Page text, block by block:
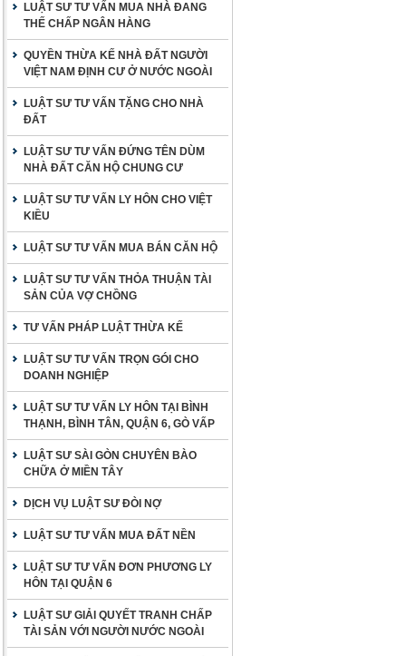
LUẬT SƯ TƯ VẤN MUA NHÀ ĐANG
THẾ CHẤP NGÂN HÀNG
QUYỀN THỪA KẾ NHÀ ĐẤT NGƯỜI
VIỆT NAM ĐỊNH CƯ Ở NƯỚC NGOÀI
LUẬT SƯ TƯ VẤN TẶNG CHO NHÀ
ĐẤT
LUẬT SƯ TƯ VẤN ĐỨNG TÊN DÙM
NHÀ ĐẤT CĂN HỘ CHUNG CƯ
LUẬT SƯ TƯ VẤN LY HÔN CHO VIỆT
KIỀU
LUẬT SƯ TƯ VẤN MUA BÁN CĂN HỘ
LUẬT SƯ TƯ VẤN THỎA THUẬN TÀI
SẢN CỦA VỢ CHỒNG
TƯ VẤN PHÁP LUẬT THỪA KẾ
LUẬT SƯ TƯ VẤN TRỌN GÓI CHO
DOANH NGHIỆP
LUẬT SƯ TƯ VẤN LY HÔN TẠI BÌNH
THẠNH, BÌNH TÂN, QUẬN 6, GÒ VẤP
LUẬT SƯ SÀI GÒN CHUYÊN BÀO
CHỮA Ở MIỀN TÂY
DỊCH VỤ LUẬT SƯ ĐÒI NỢ
LUẬT SƯ TƯ VẤN MUA ĐẤT NỀN
LUẬT SƯ TƯ VẤN ĐƠN PHƯƠNG LY
HÔN TẠI QUẬN 6
LUẬT SƯ GIẢI QUYẾT TRANH CHẤP
TÀI SẢN VỚI NGƯỜI NƯỚC NGOÀI